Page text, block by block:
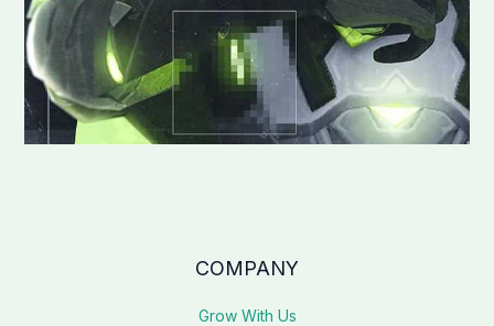
COMPANY
Grow With Us